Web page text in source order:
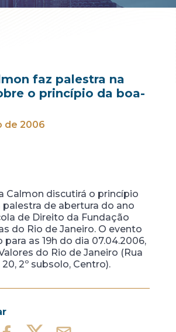
faz palestra na
o princípio da boa-
de 2006
Calmon discutirá o princípio
palestra de abertura do ano
de Direito da Fundação
do Rio de Janeiro. O evento
as 19h do dia 07.04.2006,
do Rio de Janeiro (Rua
2º subsolo, Centro).